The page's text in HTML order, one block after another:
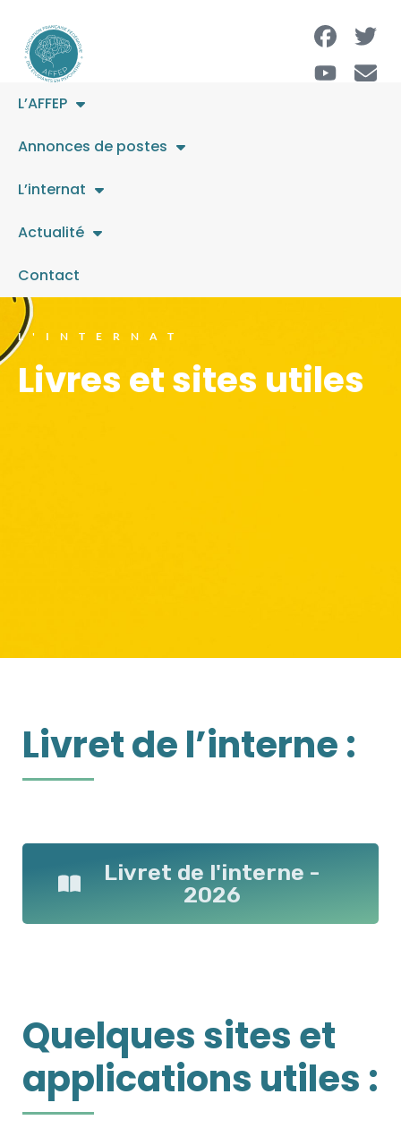
L’AFFEP
Annonces de postes
L’internat
Actualité
Contact
L'INTERNAT
Livres et sites utiles
Livret de l’interne :
Livret de l'interne -
2026
Quelques sites et
applications utiles :